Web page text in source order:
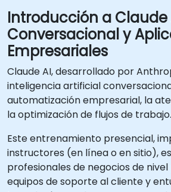
Introducción a Claude
Conversacional y
Empresariales
Claude AI, desarrollado por
inteligencia artificial
automatización empresarial, la
la optimización de flujos de trabajo.
Este entrenamiento presencial,
instructores (en línea o en sitio),
profesionales de negocios de
equipos de soporte al cliente y